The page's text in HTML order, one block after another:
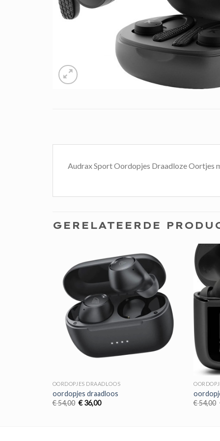
Audrax Sport Oordopjes Draadloze Oortjes
GERELATEERDE
OORDOPJES DRAADLOOS
oordopjes draadloos
€54,00 Oorspronkelijke
€36,00Huidige
€54,00